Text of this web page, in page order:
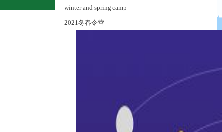
winter and spring camp
2021冬春令营